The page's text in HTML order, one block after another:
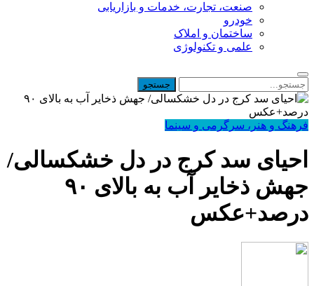
صنعت، تجارت، خدمات و بازاریابی
خودرو
ساختمان و املاک
علمی و تکنولوژی
فرهنگ و هنر، سرگرمی و سینما
احیای سد کرج در دل خشکسالی/
جهش ذخایر آب به بالای ۹۰
درصد+عکس